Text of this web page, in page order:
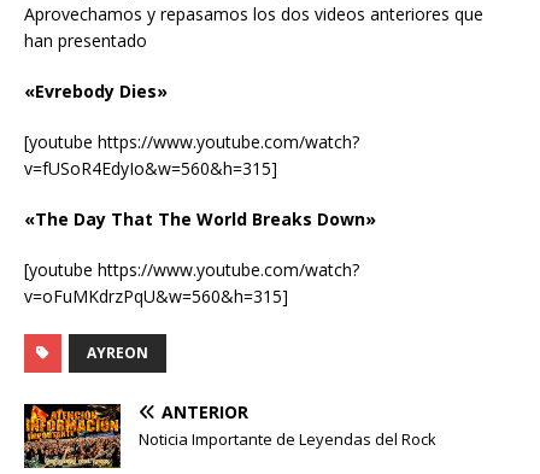
Aprovechamos y repasamos los dos videos anteriores que
han presentado
«Evrebody Dies»
[youtube https://www.youtube.com/watch?
v=fUSoR4EdyIo&w=560&h=315]
«The Day That The World Breaks Down»
[youtube https://www.youtube.com/watch?
v=oFuMKdrzPqU&w=560&h=315]
AYREON
ANTERIOR
Noticia Importante de Leyendas del Rock